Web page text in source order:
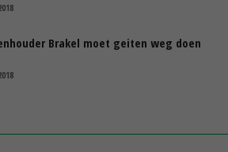
Brakel moet geiten weg doen